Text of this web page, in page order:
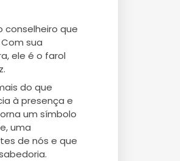
conselheiro que
sua
ele é o farol
do que
à presença e
um símbolo
uma
de nós e que